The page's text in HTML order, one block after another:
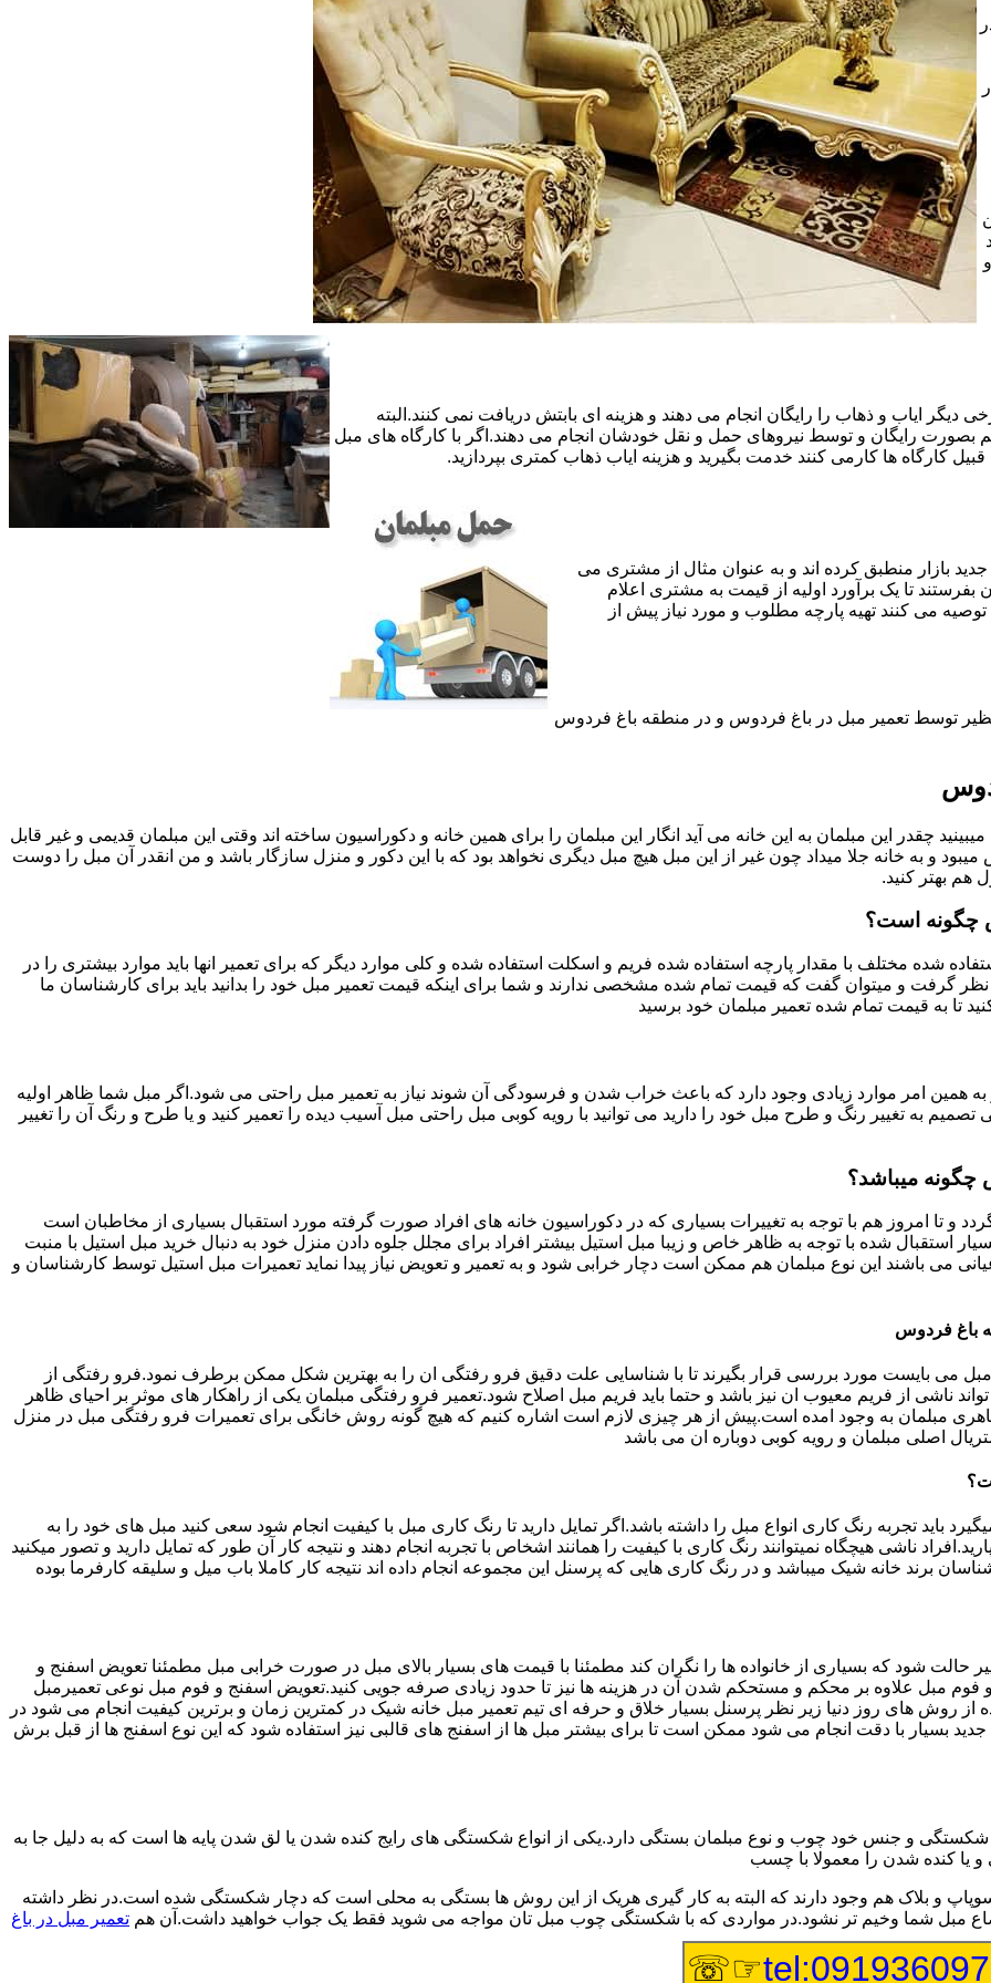
دیگر ایاب و ذهاب را رایگان انجام می دهند و هزینه ای بابتش دریافت نمی کنند.البته
بصورت رایگان و توسط نیروهای حمل و نقل خودشان انجام می دهند.اگر با کارگاه های مبل
کارگاه ها کارمی کنند خدمت بگیرید و هزینه ایاب ذهاب کمتری بپردازید.
بازار منطبق کرده اند و به عنوان مثال از مشتری می
بفرستند تا یک برآورد اولیه از قیمت به مشتری اعلام
توصیه می کنند تهیه پارچه مطلوب و مورد نیاز پیش از
توسط تعمیر مبل در باغ فردوس و در منطقه باغ فردوس
چقدر این مبلمان به این خانه می آید انگار این مبلمان را برای همین خانه و دکوراسیون ساخته اند وقتی این مبلمان قدیمی و غیر قابل
و به خانه جلا میداد چون غیر از این مبل هیچ مبل دیگری نخواهد بود که با این دکور و منزل سازگار باشد و من انقدر آن مبل را دوست
هم بهتر کنید.
چگونه است؟
شده مختلف با مقدار پارچه استفاده شده فریم و اسکلت استفاده شده و کلی موارد دیگر که برای تعمیر انها باید موارد بیشتری را در
گرفت و میتوان گفت که قیمت تمام شده مشخصی ندارند و شما برای اینکه قیمت تعمیر مبل خود را بدانید باید برای کارشناسان ما
تا به قیمت تمام شده تعمیر مبلمان خود برسید
همین امر موارد زیادی وجود دارد که باعث خراب شدن و فرسودگی آن شوند نیاز به تعمیر مبل راحتی می شود.اگر مبل شما ظاهر اولیه
به تغییر رنگ و طرح مبل خود را دارید می توانید با رویه کوبی مبل راحتی مبل آسیب دیده را تعمیر کنید و یا طرح و رنگ آن را تغییر
چگونه میباشد؟
و تا امروز هم با توجه به تغییرات بسیاری که در دکوراسیون خانه های افراد صورت گرفته مورد استقبال بسیاری از مخاطبان است
استقبال شده با توجه به ظاهر خاص و زیبا مبل استیل بیشتر افراد برای مجلل جلوه دادن منزل خود به دنبال خرید مبل استیل با منبت
می باشند این نوع مبلمان هم ممکن است دچار خرابی شود و به تعمیر و تعویض نیاز پیدا نماید تعمیرات مبل استیل توسط کارشناسان و
باغ فردوس
می بایست مورد بررسی قرار بگیرند تا با شناسایی علت دقیق فرو رفتگی ان را به بهترین شکل ممکن برطرف نمود.فرو رفتگی از
ناشی از فریم معیوب ان نیز باشد و حتما باید فریم مبل اصلاح شود.تعمیر فرو رفتگی مبلمان یکی از راهکار های موثر بر احیای ظاهر
مبلمان به وجود امده است.پیش از هر چیزی لازم است اشاره کنیم که هیچ گونه روش خانگی برای تعمیرات فرو رفتگی مبل در منزل
اصلی مبلمان و رویه کوبی دوباره ان می باشد
تجربه رنگ کاری انواع مبل را داشته باشد.اگر تمایل دارید تا رنگ کاری مبل با کیفیت انجام شود سعی کنید مبل های خود را به
ناشی هیچگاه نمیتوانند رنگ کاری با کیفیت را همانند اشخاص با تجربه انجام دهند و نتیجه کار آن طور که تمایل دارید و تصور میکنید
برند خانه شیک میباشد و در رنگ کاری هایی که پرسنل این مجموعه انجام داده اند نتیجه کار کاملا باب میل و سلیقه کارفرما بوده
حالت شود که بسیاری از خانواده ها را نگران کند مطمئنا با قیمت های بسیار بالای مبل در صورت خرابی مبل مطمئنا تعویض اسفنج و
فوم مبل علاوه بر محکم و مستحکم شدن آن در هزینه ها نیز تا حدود زیادی صرفه جویی کنید.تعویض اسفنج و فوم مبل نوعی تعمیرمبل
از روش های روز دنیا زیر نظر پرسنل بسیار خلاق و حرفه ای تیم تعمیر مبل خانه شیک در کمترین زمان و برترین کیفیت انجام می شود در
با دقت انجام می شود ممکن است تا برای بیشتر مبل ها از اسفنج های قالبی نیز استفاده شود که این نوع اسفنج ها از قبل برش
و جنس خود چوب و نوع مبلمان بستگی دارد.یکی از انواع شکستگی های رایج کنده شدن یا لق شدن پایه ها است که به دلیل جا به
یا کنده شدن را معمولا با چسب
و بلاک هم وجود دارند که البته به کار گیری هریک از این روش ها بستگی به محلی است که دچار شکستگی شده است.در نظر داشته
مبل شما وخیم تر نشود.در مواردی که با شکستگی چوب مبل تان مواجه می شوید فقط یک جواب خواهید داشت.آن هم تعمیر مبل در باغ
☞☏